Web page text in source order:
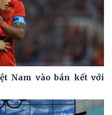
Nam vào bán kết với